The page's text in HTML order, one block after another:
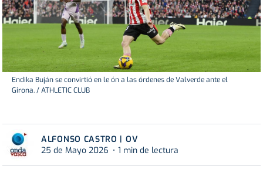
Endika Buján se convirtió en le ón a las órdenes de Valverde ante el
Girona. / ATHLETIC CLUB
ALFONSO CASTRO | OV
25 de Mayo 2026
1 min de lectura